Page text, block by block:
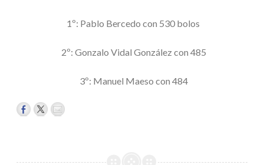
1º: Pablo Bercedo con 530 bolos
2º: Gonzalo Vidal González con 485
3º: Manuel Maeso con 484